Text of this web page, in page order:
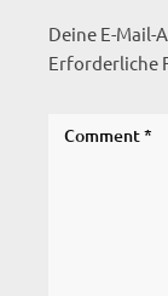
Deine E-
Erforderliche